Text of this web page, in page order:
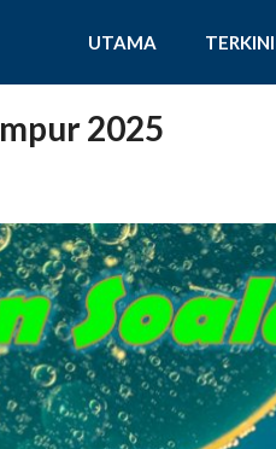
UTAMA TERKINI
2025